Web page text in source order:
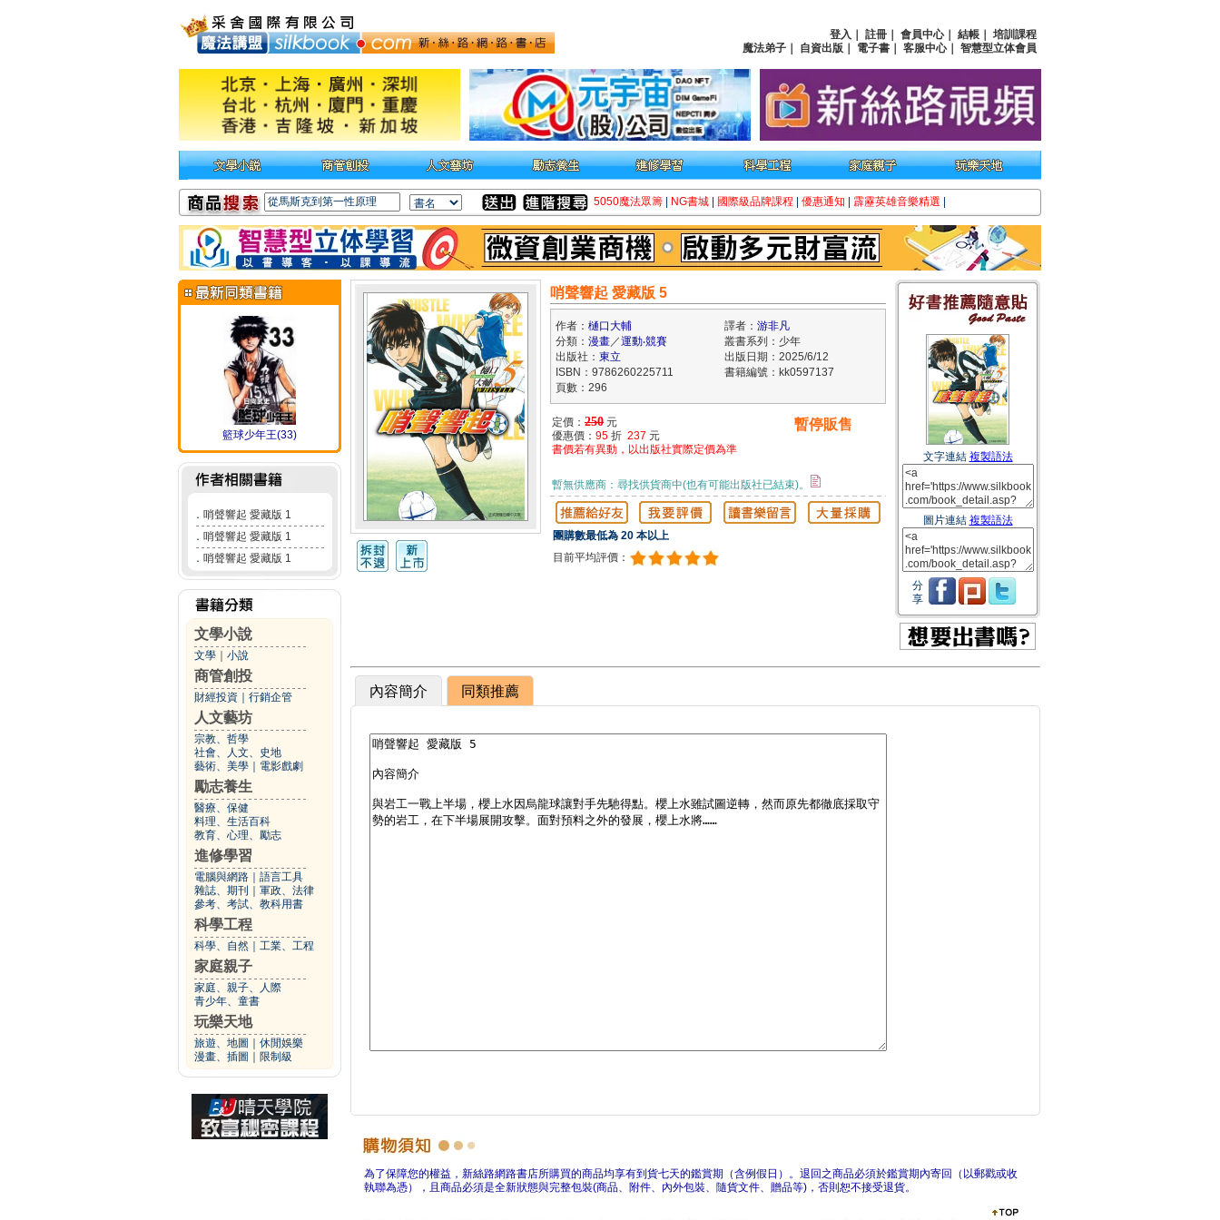
登入 註冊 會員中心｜ 結帳
培訓課程
魔法弟子
自資出版 電子書 客服中心｜ 智慧型立体會員
5050魔法眾籌 NG書城 國際級品牌課程 優惠通知 霹靂英雄音樂精選
籃球少年王(33)
． 哨聲響起 愛藏版 1
． 哨聲響起 愛藏版 1
． 哨聲響起 愛藏版 1
文學小說
文學 小說
商管創投
財經投資 行銷企管
人文藝坊
宗教、哲學
社會、人文、史地
藝術、美學
電影戲劇
勵志養生
醫療、保健
料理、生活百科
教育、心理、勵志
進修學習
電腦與網路
語言工具
雜誌、期刊
軍政、法律
參考、考試、教科用書
科學工程
科學、自然 工業、工程
家庭親子
家庭、親子、人際
青少年、童書
玩樂天地
旅遊、地圖
休閒娛樂
漫畫、插圖
限制級
哨聲響起 愛藏版 5
作者： 樋口大輔 譯者： 游非凡
分類： 漫畫／運動‧競賽
叢書系列：少年
出版社： 東立
出版日期：2025/6/12
ISBN：9786260225711
書籍編號：kk0597137
頁數：296
定價： 250 元
優惠價： 95 折 237 元
書價若有異動，以出版社實際定價為準
暫停販售
暫無供應商：尋找供貨商中(也有可能出版社已結束)。
團購數最低為 20 本以上
目前平均評價：
文字連結 複製語法
圖片連結 複製語法
分
享
內容簡介 同類推薦
為了保障您的權益，新絲路網路書店所購買的商品均享有到貨七天的鑑賞期（含例假日）。退回之商品必須於鑑賞期內寄回（以郵戳或收
執聯為憑），且商品必須是全新狀態與完整包裝(商品、附件、內外包裝、隨貨文件、贈品等)，否則恕不接受退貨。